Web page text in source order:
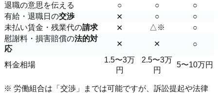
退職の意思を伝える
○ ○
○
有給・退職日の交渉 ✕ ○
○
未払い賃金・残業代の請求 ✕ △※
○
慰謝料・損害賠償の法的対
応
✕ ✕ ○
料金相場
1.5〜3万
円
2.5〜3万
円
5〜10万円
※ 労働組合は「交渉」までは可能ですが、訴訟提起や法律